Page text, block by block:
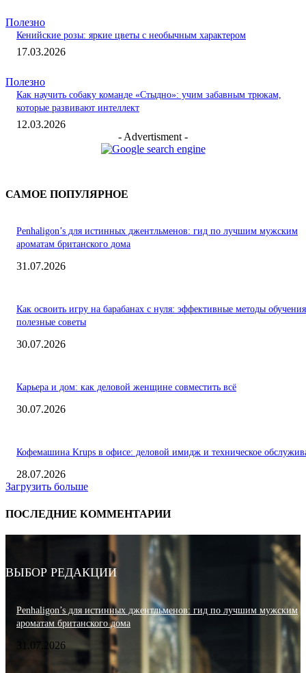
Полезно
Кенийские розы: яркие цветы с необычным характером
17.03.2026
Полезно
Как научить собаку команде «Стыдно»: учим забавным трюкам,
которые развивают интеллект
12.03.2026
- Advertisment -
САМОЕ ПОПУЛЯРНОЕ
Penhaligon’s для истинных джентльменов: гид по лучшим мужским
ароматам британского дома
31.07.2026
Как освоить игру на барабанах с нуля: эффективные методы
полезные советы
30.07.2026
Карьера и дом: как деловой женщине совместить всё
30.07.2026
Кофемашина Krups в офисе: деловой имидж и техническое
28.07.2026
Загрузить больше
ПОСЛЕДНИЕ КОММЕНТАРИИ
ВЫБОР РЕДАКЦИИ
Penhaligon’s для истинных джентльменов: гид по лучшим мужским
ароматам британского дома
31.07.2026